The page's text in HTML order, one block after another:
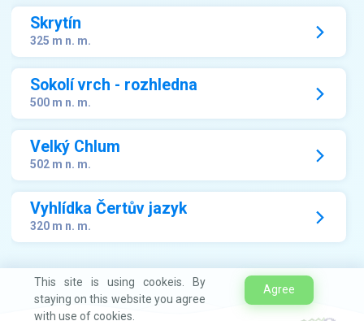
Skrytín
325 m n. m.
Sokolí vrch - rozhledna
500 m n. m.
Velký Chlum
502 m n. m.
Vyhlídka Čertův jazyk
320 m n. m.
This site is using cookeis. By
staying on this website you agree
with use of cookies.
Agree